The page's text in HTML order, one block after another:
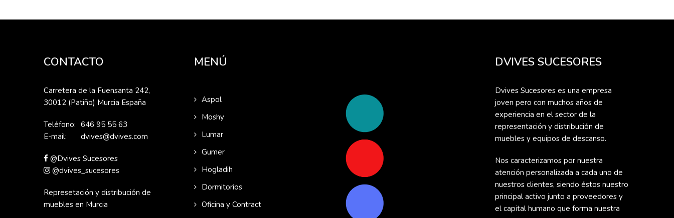
CONTACTO
Carretera de la Fuensanta 242,
30012 (Patiño) Murcia España
Teléfono: 646 95 55 63
E-mail:
dvives@dvives.com
@Dvives Sucesores
@dvives_sucesores
Represetación y distribución de
muebles en Murcia
MENÚ
Aspol
Moshy
Lumar
Gumer
Hogladih
Dormitorios
Oficina y Contract
DVIVES SUCESORES
Dvives Sucesores es una empresa
joven pero con muchos años de
experiencia en el sector de la
representación y distribución de
muebles y equipos de descanso.
Nos caracterizamos por nuestra
atención personalizada a cada uno de
nuestros clientes, siendo éstos nuestro
principal activo junto a proveedores y
el capital humano que forma nuestra